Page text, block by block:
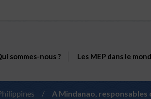
sommes-nous ? Les MEP dans le
/
A Mindanao, responsables